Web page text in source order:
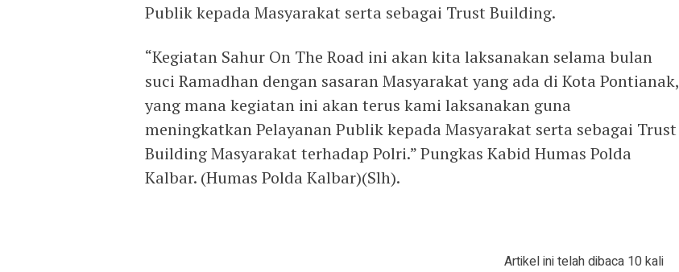
Publik kepada Masyarakat serta sebagai Trust Building.
“Kegiatan Sahur On The Road ini akan kita laksanakan selama bulan
suci Ramadhan dengan sasaran Masyarakat yang ada di Kota Pontianak,
yang mana kegiatan ini akan terus kami laksanakan guna
meningkatkan Pelayanan Publik kepada Masyarakat serta sebagai Trust
Building Masyarakat terhadap Polri.” Pungkas Kabid Humas Polda
Kalbar. (Humas Polda Kalbar)(Slh).
Artikel ini telah dibaca 10 kali